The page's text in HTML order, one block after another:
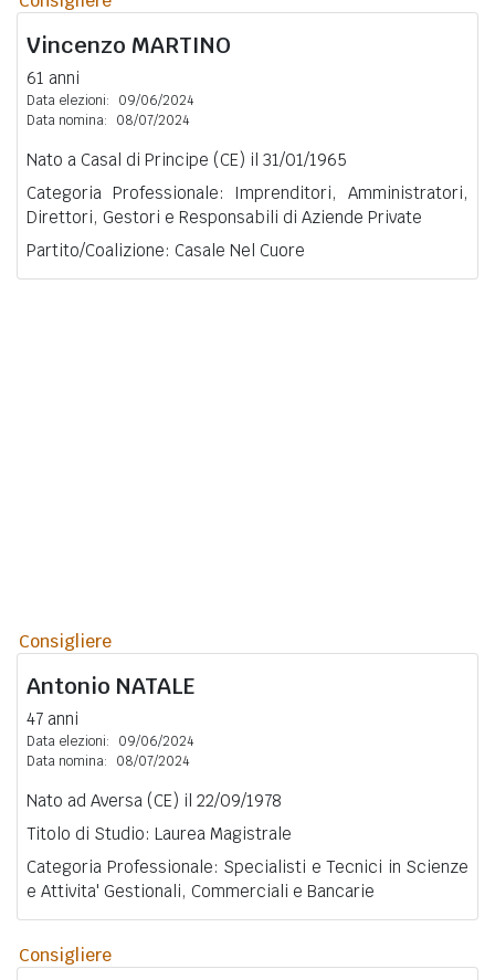
Vincenzo MARTINO
61 anni
Data elezioni:
09/06/2024
Data nomina:
08/07/2024
Nato a Casal di Principe (CE) il 31/01/1965
Categoria Professionale: Imprenditori, Amministratori,
Direttori, Gestori e Responsabili di Aziende Private
Partito/Coalizione: Casale Nel Cuore
Consigliere
Antonio NATALE
47 anni
Data elezioni:
09/06/2024
Data nomina:
08/07/2024
Nato ad Aversa (CE) il 22/09/1978
Titolo di Studio: Laurea Magistrale
Categoria Professionale: Specialisti e Tecnici in Scienze
e Attivita' Gestionali, Commerciali e Bancarie
Consigliere